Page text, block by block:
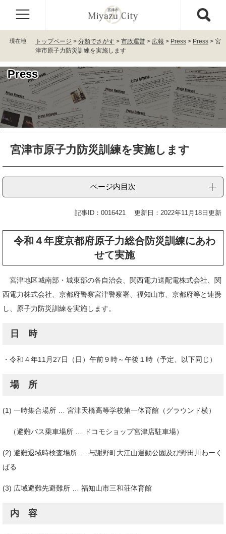
で
す
。
ば
し
て
本
文
へ
現在地 トップページ > 分類でさがす > 市政運営 > 広報 > Press > Press > 宮
津市原子力防災訓練を実施します
Press
宮津市原子力防災訓練を実施します
ページ内目次
記事ID：0016421 更新日：2022年11月18日更新
令和４年度京都府原子力総合防災訓練にあわ
せて実施
宮津地区城南部・城東部の各自治会、関西電力送配電株式会社、関
西電力株式会社、京都府警察宮津警察署、福知山市、京都府等と連携
し、原子力防災訓練を実施します。
日 時
・令和４年11月27日（日）午前９時～午後１時（予定、以下同じ）
場 所
(1) 一時集合場所 … 宮津天橋高等学校第一体育館（グラウンド横）
（避難バス乗車場所 … ドコモショップ宮津店駐車場）
(2) 避難退域時検査場所 … 与謝野町大江山運動公園及び野田川わーく
ぱる
(3) 広域避難先避難所 … 福知山市三和荘体育館
内 容